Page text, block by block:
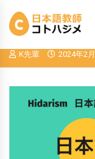
日本語レッ
編】
K先輩 2024年2